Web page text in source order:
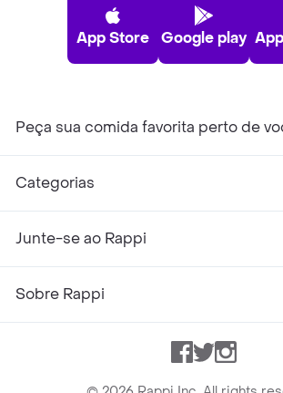
App Store Google play
Peça sua comida favorita perto de
Categorias
Junte-se ao Rappi
Sobre Rappi
Facebook
Twitter